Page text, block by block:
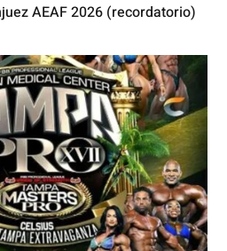
AEAF 2026 (recordatorio)